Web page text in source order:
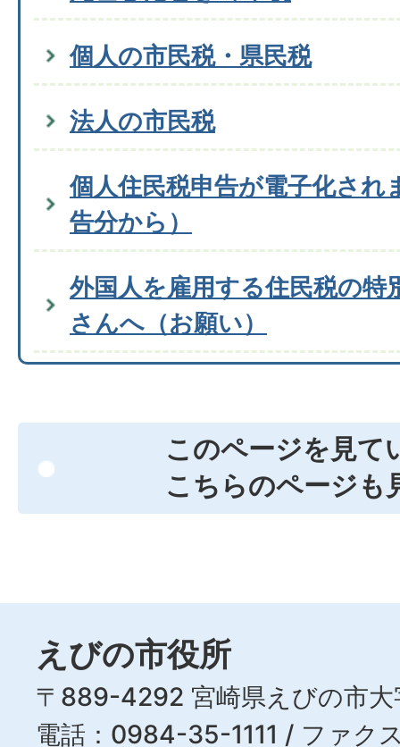
個人の市民税・県民税
法人の市民税
個人住民税申告が電子化され
告分から）
外国人を雇用する住民税の特
さんへ（お願い）
このページを見て
こちらのページも
えびの市役所
〒889-4292 宮崎県えびの市大
電話：0984-35-1111 / ファ